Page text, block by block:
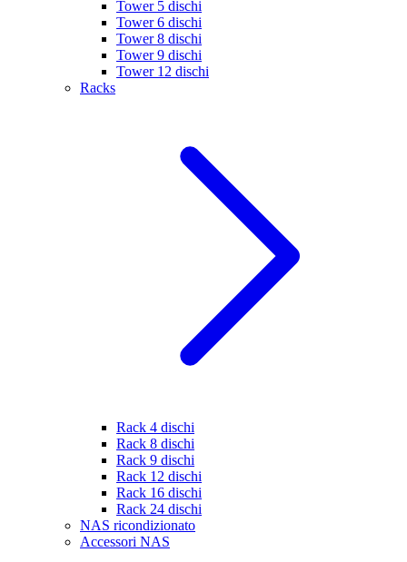
Tower 5 dischi
Tower 6 dischi
Tower 8 dischi
Tower 9 dischi
Tower 12 dischi
Racks
Rack 4 dischi
Rack 8 dischi
Rack 9 dischi
Rack 12 dischi
Rack 16 dischi
Rack 24 dischi
NAS ricondizionato
Accessori NAS